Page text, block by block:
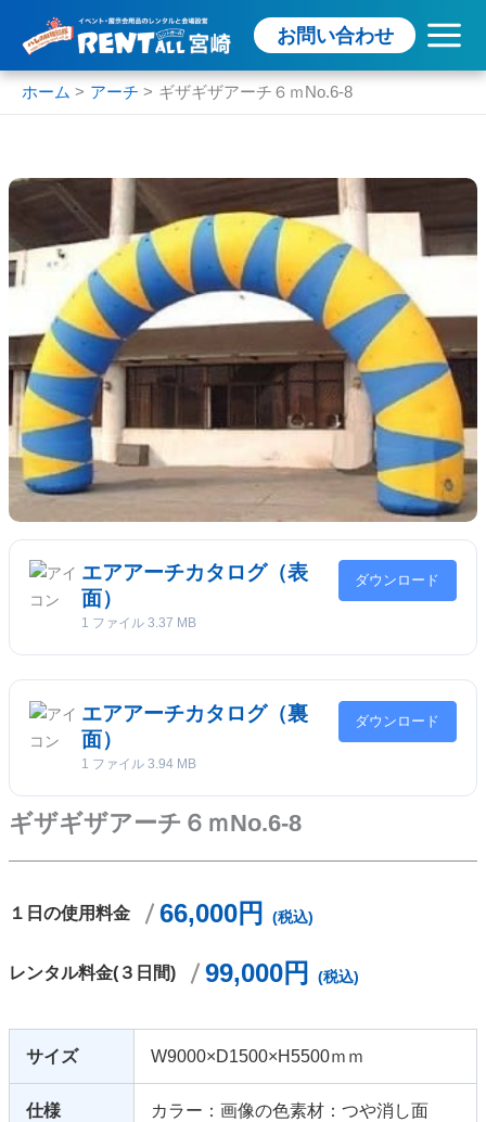
お問い合わせ
ホーム アーチ ギザギザアーチ６ｍNo.6‐8
エアアーチカタログ（表
面）
1 ファイル3.37 MB
ダウンロード
エアアーチカタログ（裏
面）
1 ファイル3.94 MB
ダウンロード
ギザギザアーチ６ｍNo.6‐8
１日の使用料金 66,000円 (税込)
レンタル料金(３日間) 99,000円 (税込)
サイズ W9000×D1500×H5500ｍｍ
仕様 カラー：画像の色素材：つや消し面